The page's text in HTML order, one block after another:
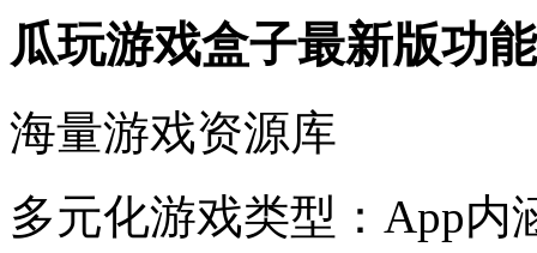
瓜玩游戏盒子最新版功能
海量游戏资源库
多元化游戏类型：App内